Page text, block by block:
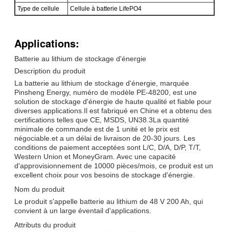
Type de cellule Cellule à batterie LifePO4
Applications:
Batterie au lithium de stockage d'énergie
Description du produit
La batterie au lithium de stockage d'énergie, marquée
Pinsheng Energy, numéro de modèle PE-48200, est une
solution de stockage d'énergie de haute qualité et fiable pour
diverses applications.Il est fabriqué en Chine et a obtenu des
certifications telles que CE, MSDS, UN38.3La quantité
minimale de commande est de 1 unité et le prix est
négociable.et a un délai de livraison de 20-30 jours. Les
conditions de paiement acceptées sont L/C, D/A, D/P, T/T,
Western Union et MoneyGram. Avec une capacité
d'approvisionnement de 10000 pièces/mois, ce produit est un
excellent choix pour vos besoins de stockage d'énergie.
Nom du produit
Le produit s'appelle batterie au lithium de 48 V 200 Ah, qui
convient à un large éventail d'applications.
Attributs du produit